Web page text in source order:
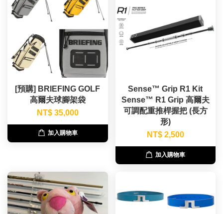
[預購] BRIEFING GOLF
高爾夫球腳架袋
NT$ 35,000
加入購物車
Sense™ Grip R1 Kit
Sense™ R1 Grip 高爾夫
可調配重推桿握把 (長方
形)
NT$ 2,500
加入購物車